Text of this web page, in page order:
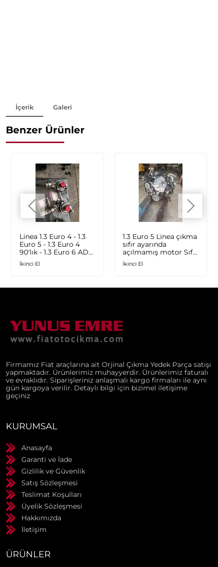
İçerik Galeri
Benzer Ürünler
Linea 1.3 Euro 4 - 1.3
Euro 5 - 1.3 Euro 4
90'lık - 1.3 Euro 6 AD
Plus 1.6 Multijet - 1.9
JTD Orijinal Turbo
İkinci El
1.3 Euro 5 Linea çıkma
sıfır ayarında
açılmamış motor Sıfır
ayarında
İkinci El
Firmamız Fiat araçlarına ait Orjinal Çıkma Yedek Parça satışı
yapmaktadır. Ürünlerimiz muhayyerdir. Ürünlerimiz faturalı
ve evraklıdır. Siparişleriniz anlaşmalı kargo firmaları ile aynı
gün kargoya verilir. Detaylı bilgi için bizimel iletişime
geçiniz
KURUMSAL
Anasayfa
Garanti ve İade
Gizlilik ve Güvenlik
Satış Sözleşmesi
Teslimat Koşulları
Üyelik Sözleşmesi
Hakkımızda
İletişim
ÜRÜNLER